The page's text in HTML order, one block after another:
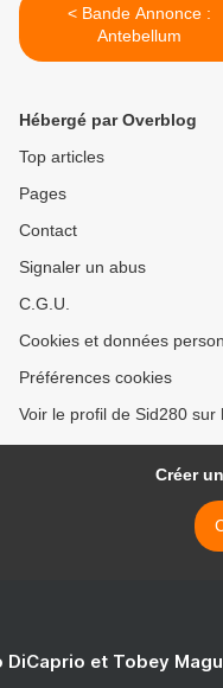
< Bande Annonce :
Antebellum
Hébergé par Overblog
Top articles
Pages
Contact
Signaler un abus
C.G.U.
Cookies et données
Préférences cookies
Voir le profil de Sid280 sur
Créer
DiCaprio et Tobey